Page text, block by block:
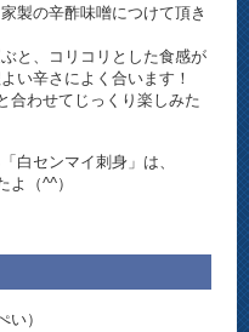
製の辛酢味噌につけて頂き
と、コリコリとした食感が
い辛さによく合います！
合わせてじっくり楽しみた
白センマイ刺身」は、
よ（^^）
）